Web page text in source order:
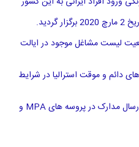
لیست مشاغل موجود در ایالت
دائم و موقت استرالیا در شرایط
اخبار مهم تغییرات جدید در روند ارسال مدارک در پروسه های MPA و